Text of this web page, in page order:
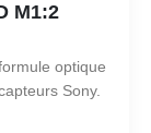
M1:2
optique
Sony.